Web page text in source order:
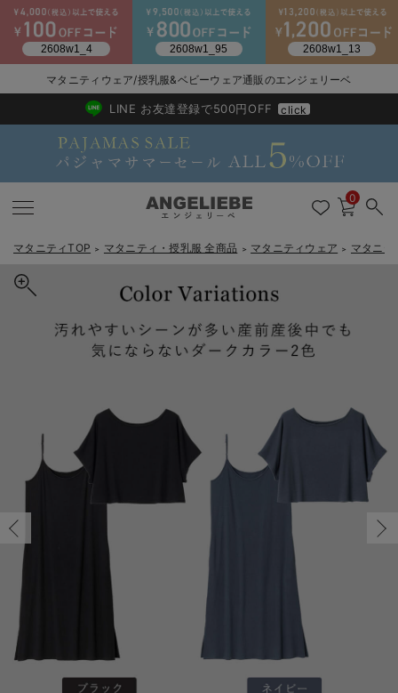
戻る
マタニティウェア全て
マタニティ パンツ
マタニティ スカート
マタニティ トップス
マタニティ アウター（コート）・ママコート
戻る
マタニティ 下着・インナー全て
マタニティ ショーツ
妊婦帯・腹帯・産前ガードル
マタニティ 授乳 キャミソール
産褥ショーツ
骨盤・マタニティベルト （妊娠中・産後）
産後 ガードル インナー
マタニティ 腹巻き
戻る
授乳服全て
戻る
マタニティ フォーマル全て
マタニティ オフィス 通勤服
マタニティ ドレス（結婚式・お呼ばれ）
マタニティ フォーマル パンツ・ボトムス
戻る
授乳用品全て
戻る
マタニティレッグウェア全て
マタニティレギンス
戻る
マタニティ ボディケア全て
戻る
アウトレット全て
【アウトレット】トップス・授乳トップス
【アウトレット】ボトムス
【アウトレット】パジャマ
【アウトレット】インナー
【アウトレット】ベビー
戻る
特集全て
見えてもカワイイ
コットン素材
冷房対策
接触冷感素材
Tシャツブラ
ブラトップ
親子セット
戻る
再入荷全て
再入荷｜アウター
送料無料アイテム全て
トップス
インナー
雑貨
ベビー
ブラキャミ おまとめ
MAX55%OFF ブラック
【37周年祭セール】
【37周年祭セール】
気温差別オススメア
【〜10℃】3月中旬
涼しくて可愛い「ワ
マタニティウェア
こだわりの履き心地
デニム
きれいめトップス派
きれいめスカート派
きれいめ美脚パンツ派
王道シンプル派
セットアップ派
出産準備応援割全て
マタニティインナー
【オフィスカジュア
パンツタイプ
【フォーマル】ボト
【フォーマル】トッ
【ベビー】半袖
2WAYオール
快適ウェア10%OFF
春のマタニティワン
Aライン ・フレアワ
Iライン ・タイトシ
ジャンパースカート/
カジュアル
フォーマル / オケー
あったかアイテム｜
Gift Selection 出産
〜5,000円（税込）
〜10,000円（税込）
10,001円（税込）〜
女の子におススメの
男の子におススメの
定番ギフト
もらって嬉しいギフト
冬の冷え対策インナ
綿混素材
腹巻・ひざ上パンツ
保温&リカバリー
カップ付きインナー
あったか度◎
裏起毛素材
入院準備の持ち物チ
赤ちゃんへ使うもの
冬のあったか特集全て
【冬のあったか特集
【冬のあったか特集
【冬のあったか特集
マタニティウェア/授乳服&ベビーウェア通販のエンジェリーベ
2026/NewArrival
送料495円(一部地域を除く) 7,700円以上で送料無料
LINE お友達登録で500円OFF click
0
マタニティTOP ＞ マタニティ・授乳服 全商品 ＞ マタニティウェア ＞ マタニテ